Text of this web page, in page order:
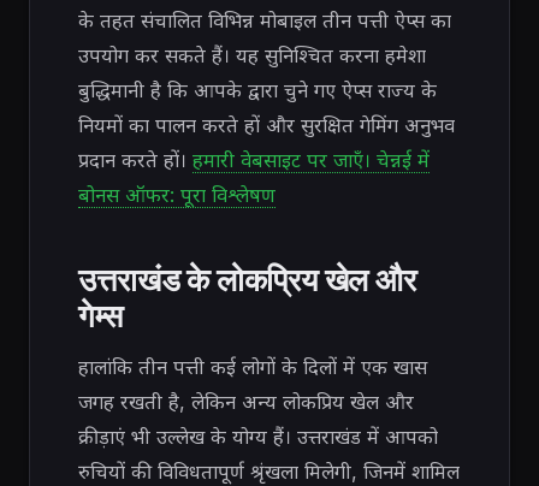
के तहत संचालित विभिन्न मोबाइल तीन पत्ती ऐप्स का
उपयोग कर सकते हैं। यह सुनिश्चित करना हमेशा
बुद्धिमानी है कि आपके द्वारा चुने गए ऐप्स राज्य के
नियमों का पालन करते हों और सुरक्षित गेमिंग अनुभव
प्रदान करते हों। हमारी वेबसाइट पर जाएँ। चेन्नई में
बोनस ऑफर: पूरा विश्लेषण
उत्तराखंड के लोकप्रिय खेल और
गेम्स
हालांकि तीन पत्ती कई लोगों के दिलों में एक खास
जगह रखती है, लेकिन अन्य लोकप्रिय खेल और
क्रीड़ाएं भी उल्लेख के योग्य हैं। उत्तराखंड में आपको
रुचियों की विविधतापूर्ण श्रृंखला मिलेगी, जिनमें शामिल